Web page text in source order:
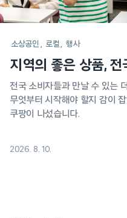
소상공인 로컬 행사
지역의 좋은 상품,
전국 소비자들과 만날 수 있는
무엇부터 시작해야 할지 감이
쿠팡이 나섰습니다.
2026. 8. 10.